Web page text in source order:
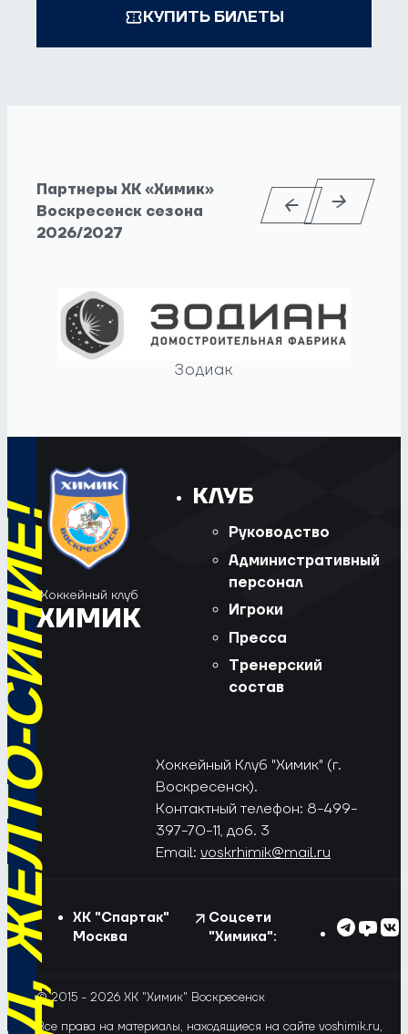
КУПИТЬ БИЛЕТЫ
Партнеры ХК «Химик»
Воскресенск сезона
2026/2027
Зодиак
СИНИЕ!
Хоккейный клуб
ХИМИК
КЛУБ
Руководство
Административный
персонал
Игроки
Пресса
Тренерский
состав
Хоккейный Клуб "Химик" (г.
Воскресенск).
Контактный телефон: 8-499-
397-70-11, доб. 3
Email: voskrhimik@mail.ru
ХК "Спартак"
Москва
Соцсети
"Химика":
© 2015 - 2026 ХК "Химик" Воскресенск
Все права на материалы, находящиеся на сайте voshimik.ru,